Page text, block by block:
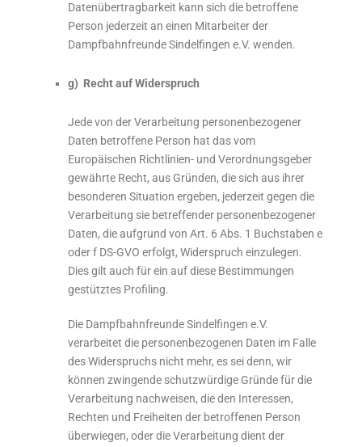
Datenübertragbarkeit kann sich die betroffene
Person jederzeit an einen Mitarbeiter der
Dampfbahnfreunde Sindelfingen e.V. wenden.
g) Recht auf Widerspruch
Jede von der Verarbeitung personenbezogener
Daten betroffene Person hat das vom
Europäischen Richtlinien- und Verordnungsgeber
gewährte Recht, aus Gründen, die sich aus ihrer
besonderen Situation ergeben, jederzeit gegen die
Verarbeitung sie betreffender personenbezogener
Daten, die aufgrund von Art. 6 Abs. 1 Buchstaben e
oder f DS-GVO erfolgt, Widerspruch einzulegen.
Dies gilt auch für ein auf diese Bestimmungen
gestütztes Profiling.
Die Dampfbahnfreunde Sindelfingen e.V.
verarbeitet die personenbezogenen Daten im Falle
des Widerspruchs nicht mehr, es sei denn, wir
können zwingende schutzwürdige Gründe für die
Verarbeitung nachweisen, die den Interessen,
Rechten und Freiheiten der betroffenen Person
überwiegen, oder die Verarbeitung dient der